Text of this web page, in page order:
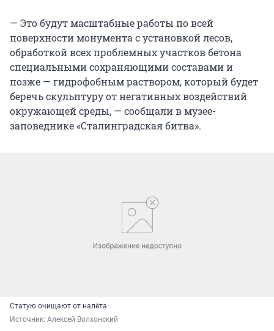
— Это будут масштабные работы по всей
поверхности монумента с установкой лесов,
обработкой всех проблемных участков бетона
специальными сохраняющими составами и
позже — гидрофобным раствором, который будет
беречь скульптуру от негативных воздействий
окружающей среды, — сообщали в музее-
заповеднике «Сталинградская битва».
Статую очищают от налёта
Источник: Алексей Волхонский